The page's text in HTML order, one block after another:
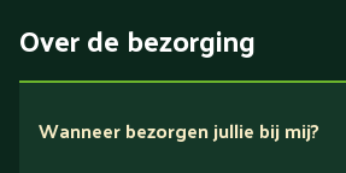
Verlaagd in koolhydraten
Verlaagd in zout
Over de bezorging
Wanneer bezorgen jullie bij mij?